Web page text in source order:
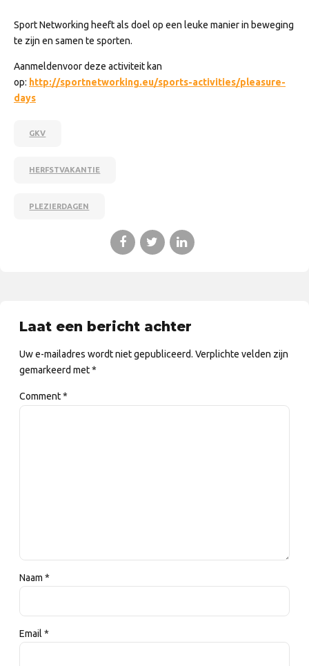
Sport Networking heeft als doel op een leuke manier in beweging
te zijn en samen te sporten.
Aanmeldenvoor deze activiteit kan
op: http://sportnetworking.eu/sports-activities/pleasure-
days
GKV
HERFSTVAKANTIE
PLEZIERDAGEN
Laat een bericht achter
Uw e-mailadres wordt niet gepubliceerd. Verplichte velden zijn
gemarkeerd met *
Comment*
Naam *
Email *